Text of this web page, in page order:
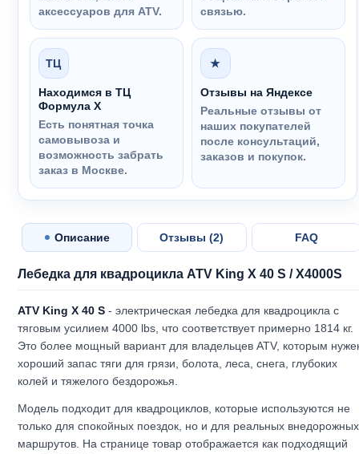
аксессуаров для ATV.
связью.
ТЦ
Находимся в ТЦ
Формула Х
Есть понятная точка
самовывоза и
возможность забрать
заказ в Москве.
★
Отзывы на Яндексе
Реальные отзывы от
наших покупателей
после консультаций,
заказов и покупок.
Описание Отзывы (2) FAQ
Лебедка для квадроцикла ATV King X 40 S / X4000S
ATV King X 40 S - электрическая лебедка для квадроцикла с
тяговым усилием 4000 lbs, что соответствует примерно 1814 кг.
Это более мощный вариант для владельцев ATV, которым
хороший запас тяги для грязи, болота, леса, снега, глубоких
колей и тяжелого бездорожья.
Модель подходит для квадроциклов, которые используются не
только для спокойных поездок, но и для реальных внедорожных
маршрутов. На странице товар отображается как подходящий